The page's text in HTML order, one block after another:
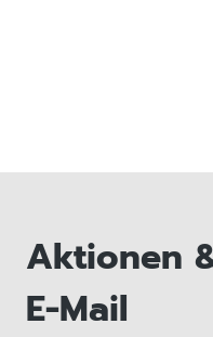
Aktionen
E-Mail